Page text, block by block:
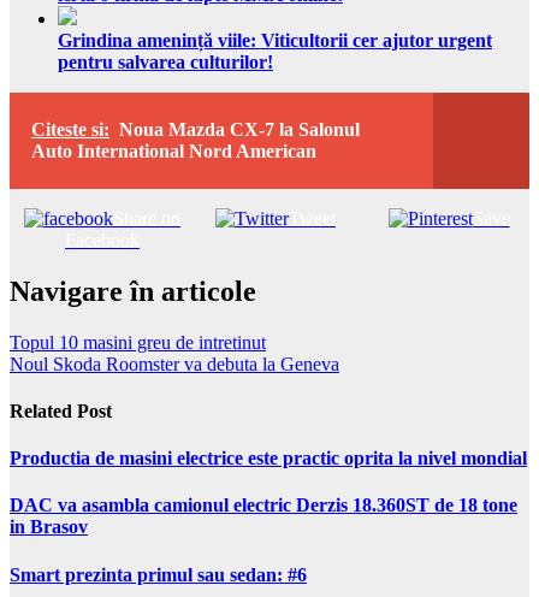
Grindina amenință viile: Viticultorii cer ajutor urgent
pentru salvarea culturilor!
Citeste si: Noua Mazda CX-7 la Salonul
Auto International Nord American
Tweet Save
Navigare în articole
Topul 10 masini greu de intretinut
Noul Skoda Roomster va debuta la Geneva
Related Post
Productia de masini electrice este practic oprita la nivel mondial
DAC va asambla camionul electric Derzis 18.360ST de 18 tone
in Brasov
Smart prezinta primul sau sedan: #6